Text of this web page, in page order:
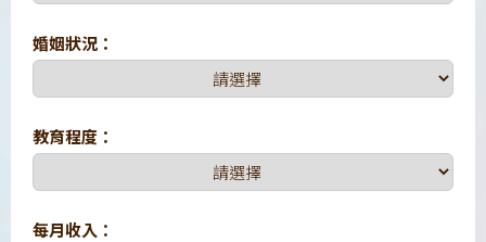
婚姻狀況：
教育程度：
每月收入：